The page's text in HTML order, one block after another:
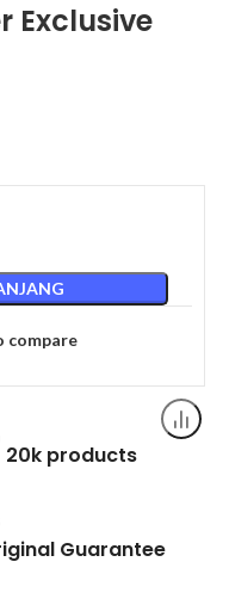
Exclusive
compare
20k products
Guarantee